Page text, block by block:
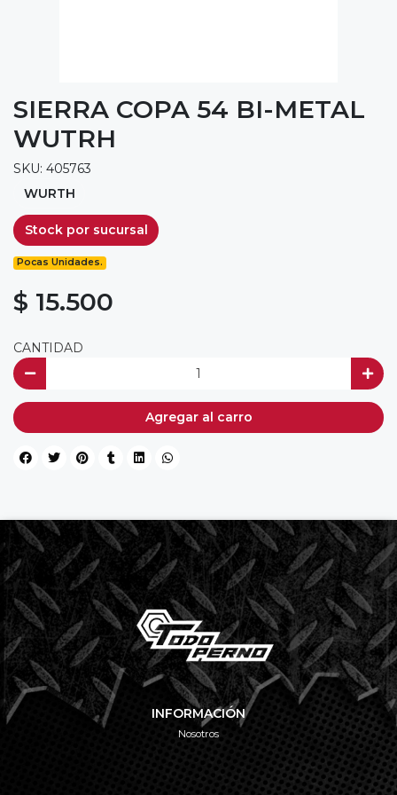
SIERRA COPA 54 BI-METAL
WUTRH
SKU: 405763
WURTH
Stock por sucursal
Pocas Unidades.
$ 15.500
CANTIDAD
Agregar al carro
INFORMACIÓN
Nosotros